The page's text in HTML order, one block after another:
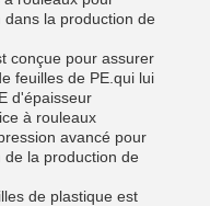
la production de
conçue pour assurer
feuilles de PE.qui lui
d'épaisseur
à rouleaux
avancé pour
la production de
de plastique est